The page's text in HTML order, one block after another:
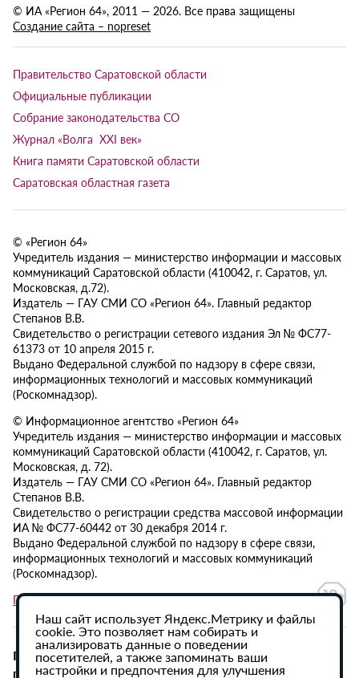
© ИА «Регион 64», 2011 — 2026. Все права защищены
Создание сайта – nopreset
Правительство Саратовской области
Официальные публикации
Собрание законодательства СО
Журнал «Волга XXI век»
Книга памяти Саратовской области
Саратовская областная газета
© «Регион 64»
Учредитель издания — министерство информации и массовых
коммуникаций Саратовской области (410042, г. Саратов, ул.
Московская, д.72).
Издатель — ГАУ СМИ СО «Регион 64». Главный редактор
Степанов В.В.
Свидетельство о регистрации сетевого издания Эл № ФС77-
61373 от 10 апреля 2015 г.
Выдано Федеральной службой по надзору в сфере связи,
информационных технологий и массовых коммуникаций
(Роскомнадзор).
© Информационное агентство «Регион 64»
Учредитель издания — министерство информации и массовых
коммуникаций Саратовской области (410042, г. Саратов, ул.
Московская, д. 72).
Издатель — ГАУ СМИ СО «Регион 64». Главный редактор
Степанов В.В.
Свидетельство о регистрации средства массовой информации
ИА № ФС77-60442 от 30 декабря 2014 г.
Выдано Федеральной службой по надзору в сфере связи,
информационных технологий и массовых коммуникаций
(Роскомнадзор).
Политика в отношении обработки персональных данных
При использовании материалов сайта активная
гиперссылка на ИА «Регион 64» обязательна.
Наш сайт использует Яндекс.Метрику и файлы
cookie. Это позволяет нам собирать и
анализировать данные о поведении
посетителей, а также запоминать ваши
настройки и предпочтения для улучшения